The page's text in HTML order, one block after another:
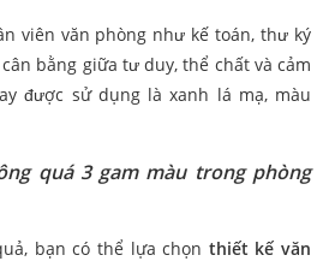
viên văn phòng như kế toán, thư ký
bằng giữa tư duy, thể chất và cảm
được sử dụng là xanh lá mạ, màu
quá 3 gam màu trong phòng
bạn có thể lựa chọn thiết kế văn